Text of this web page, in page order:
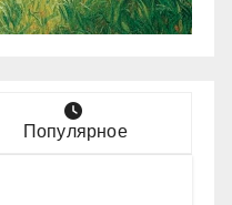
Популярное